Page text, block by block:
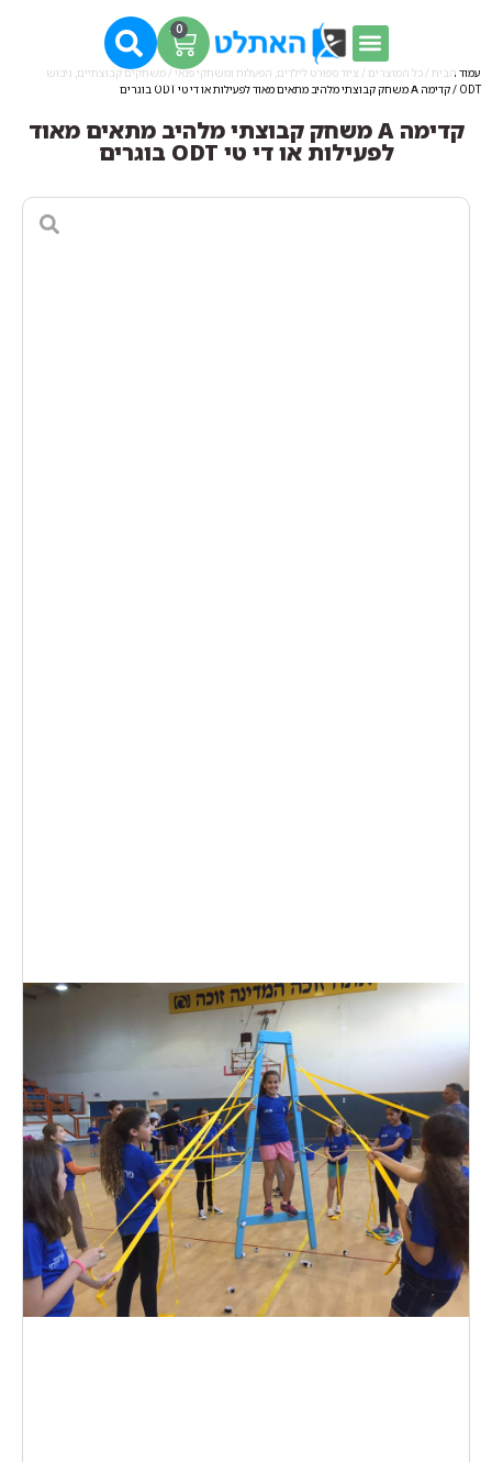
0
עמוד הבית / כל המוצרים / ציוד ספורט לילדים, הפעלות ומשחקי פנאי / משחקים קבוצתיים, גיבוש
ODT / קדימה A משחק קבוצתי מלהיב מתאים מאוד לפעילות או די טי ODT בוגרים
קדימה A משחק קבוצתי מלהיב מתאים מאוד
לפעילות או די טי ODT בוגרים